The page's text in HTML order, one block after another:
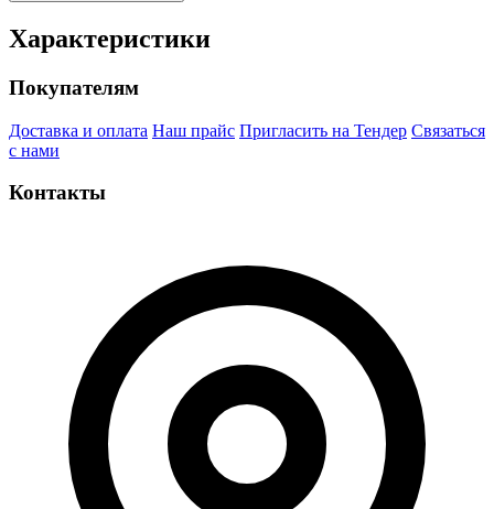
Характеристики
Покупателям
Доставка и оплата Наш прайс Пригласить на Тендер Связаться
с нами
Контакты